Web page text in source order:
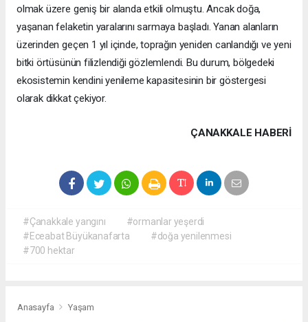
olmak üzere geniş bir alanda etkili olmuştu. Ancak doğa,
yaşanan felaketin yaralarını sarmaya başladı. Yanan alanların
üzerinden geçen 1 yıl içinde, toprağın yeniden canlandığı ve yeni
bitki örtüsünün filizlendiği gözlemlendi. Bu durum, bölgedeki
ekosistemin kendini yenileme kapasitesinin bir göstergesi
olarak dikkat çekiyor.
ÇANAKKALE HABERİ
#Çanakkale yangını
#ormanlar yeşerdi
#Eceabat Büyükanafarta
#doğa yenilenmesi
#700 hektar
Anasayfa Yaşam